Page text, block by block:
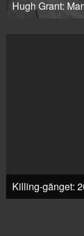
Hugh Grant:
Killing-gänget: